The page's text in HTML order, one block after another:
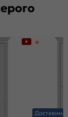
Доставим